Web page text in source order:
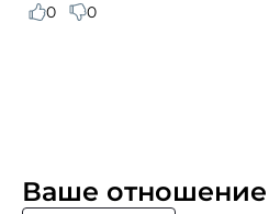
0 0
Ваше отношение